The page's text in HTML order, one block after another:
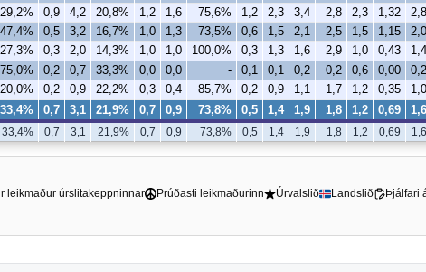
29,2% 0,9 4,2 20,8% 1,2 1,6 75,6% 1,2 2,3 3,4 2,8 2,3 1,32
47,4% 0,5 3,2 16,7% 1,0 1,3 73,5% 0,6 1,5 2,1 2,5 1,5 1,15
27,3% 0,3 2,0 14,3% 1,0 1,0 100,0% 0,3 1,3 1,6 2,9 1,0 0,43
75,0% 0,2 0,7 33,3% 0,0 0,0 - 0,1 0,1 0,2 0,2 0,6 0,00
20,0% 0,2 0,9 22,2% 0,3 0,4 85,7% 0,2 0,9 1,1 1,7 1,2 0,35
33,4% 0,7 3,1 21,9% 0,7 0,9 73,8% 0,5 1,4 1,9 1,8 1,2 0,69
33,4% 0,7 3,1 21,9% 0,7 0,9 73,8% 0,5 1,4 1,9 1,8 1,2 0,69
leikmaður úrslitakeppninnar Prúðasti leikmaðurinn Úrvalslið Landslið Þjálfari